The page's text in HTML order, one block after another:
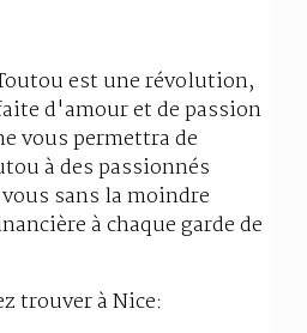
est une révolution,
d'amour et de passion
vous permettra de
à des passionnés
sans la moindre
à chaque garde de
trouver à Nice: